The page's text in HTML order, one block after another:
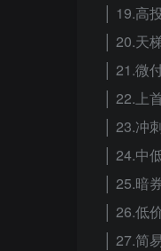
│ 19.
│ 20.天
│ 21.
│ 22.
│ 23.
│ 24.
│ 25.暗
│ 26.
│ 27.